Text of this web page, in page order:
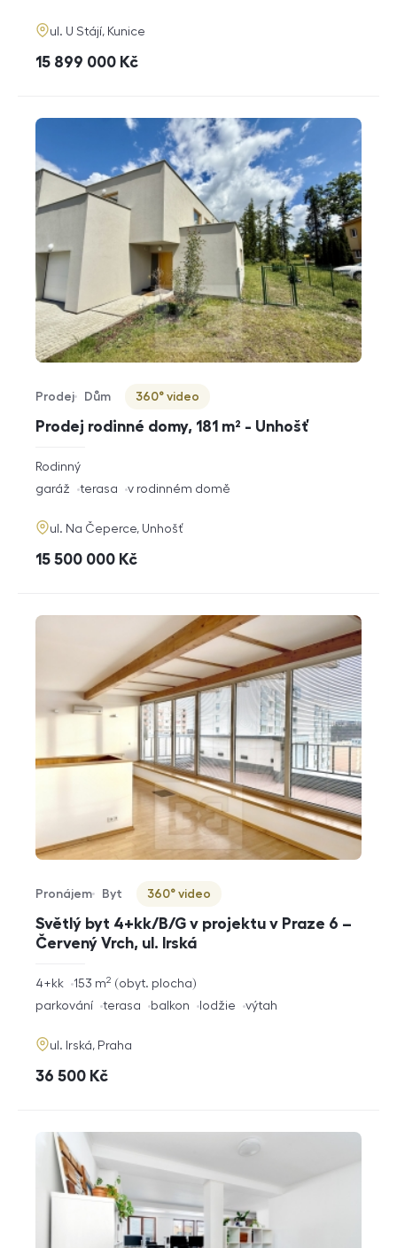
adresa
ul. U Stájí, Kunice
cena
15 899 000 Kč
Prodej rodinné domy, 181 m² - Unhošť
Typ nabídky
Prodej
Typ nemovitosti
Dům
Virtuální prohlídka
360° video
rozměry
dispozice
Rodinný
funkce
garáž terasa v rodinném domě
adresa
ul. Na Čeperce, Unhošť
cena
15 500 000 Kč
Světlý byt 4+kk/B/G v projektu v Praze 6 –
Červený Vrch, ul. Irská
Typ nabídky
Pronájem
Typ nemovitosti
Byt
Virtuální prohlídka
360° video
rozměry
4+kk obyt. plocha
153 m2
funkce
parkování terasa balkon lodžie výtah
adresa
ul. Irská, Praha
cena
36 500 Kč